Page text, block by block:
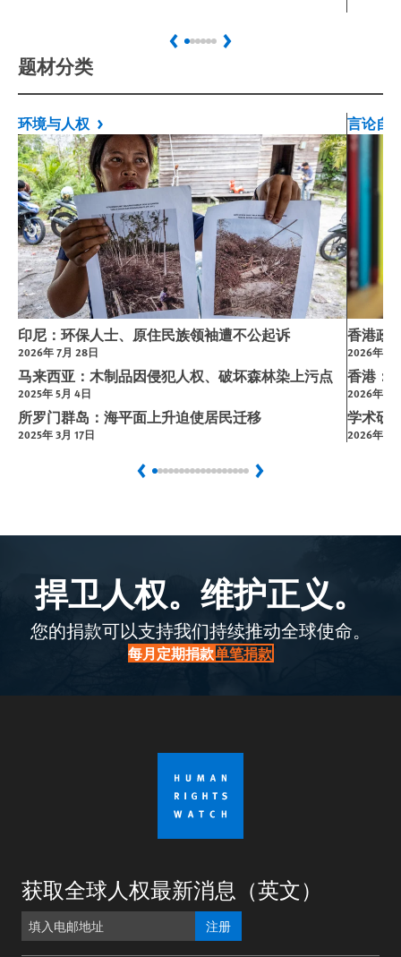
PreviousNext
题材分类
环境与人权
印尼：环保人士、原住民族领袖遭不公起诉
2026年 7月 28日
马来西亚：木制品因侵犯人权、破坏森林染上污点
2025年 5月 4日
所罗门群岛：海平面上升迫使居民迁移
2025年 3月 17日
言论自
香港政
2026年 7
香港：
2026年 6
学术研
2026年 6
Previous Next
捍卫人权。维护正义。
您的捐款可以支持我们持续推动全球使命。
每月定期捐款单笔捐款
获取全球人权最新消息（英文）
注册